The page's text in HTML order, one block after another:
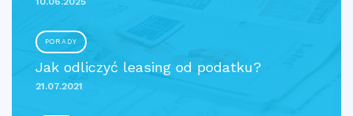
PORADY
Jak odliczyć leasing od podatku?
21.07.2021